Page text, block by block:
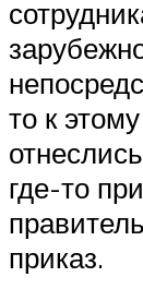
то к
где-то
приказ.